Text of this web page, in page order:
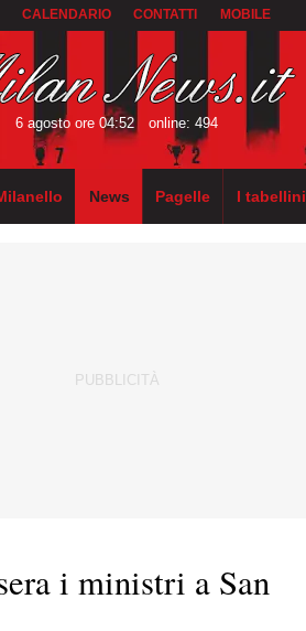
CALENDARIO CONTATTI MOBILE
6 agosto ore 04:52 online: 494
News Pagelle I tabellini
i ministri a San